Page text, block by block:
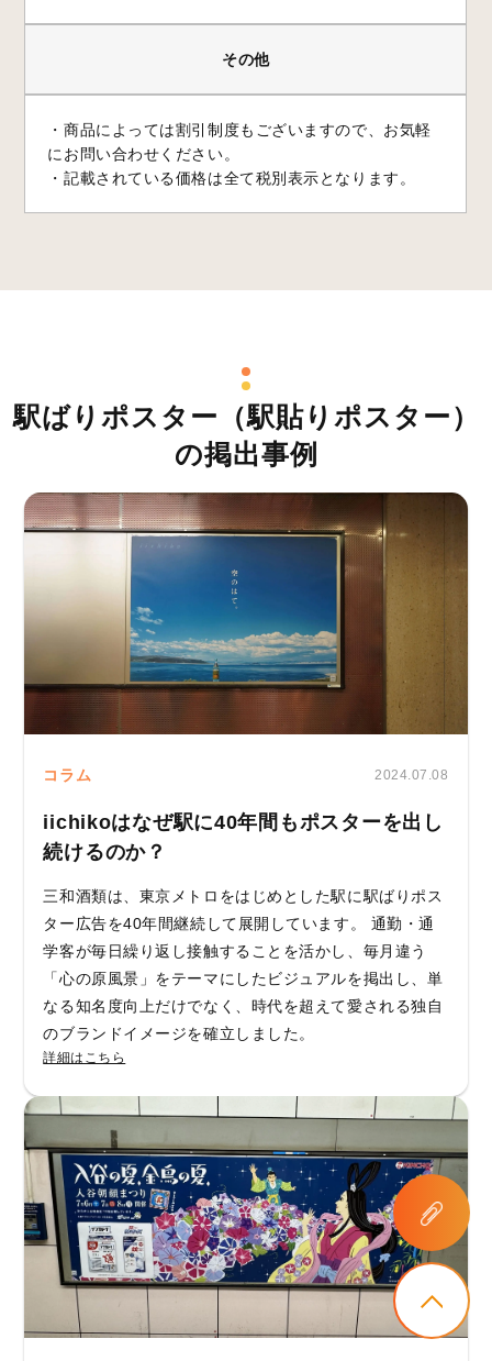
その他
・商品によっては割引制度もございますので、お気軽
にお問い合わせください。
・記載されている価格は全て税別表示となります。
駅ばりポスター（駅貼りポスター）
の掲出事例
コラム 2024.07.08
iichikoはなぜ駅に40年間もポスターを出し
続けるのか？
三和酒類は、東京メトロをはじめとした駅に駅ばりポス
ター広告を40年間継続して展開しています。 通勤・通
学客が毎日繰り返し接触することを活かし、毎月違う
「心の原風景」をテーマにしたビジュアルを掲出し、単
なる知名度向上だけでなく、時代を超えて愛される独自
のブランドイメージを確立しました。
詳細はこちら